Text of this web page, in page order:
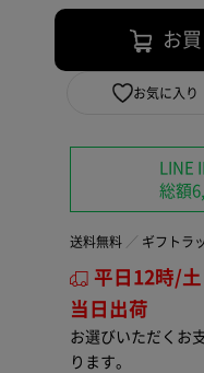
お
お気に入り
LINE
総額
送料無料 ギフトラ
平日12時/
当日出荷
お選びいただくお
ります。